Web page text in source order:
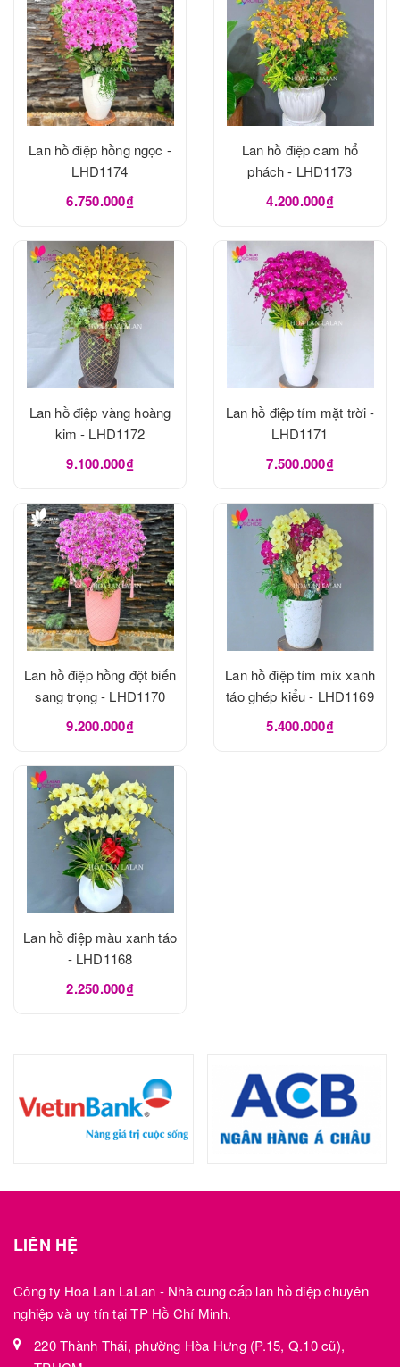
Lan hồ điệp hồng ngọc -
LHD1174
6.750.000₫
Lan hồ điệp cam hổ
phách - LHD1173
4.200.000₫
Lan hồ điệp vàng hoàng
kim - LHD1172
9.100.000₫
Lan hồ điệp tím mặt trời -
LHD1171
7.500.000₫
Lan hồ điệp hồng đột biến
sang trọng - LHD1170
9.200.000₫
Lan hồ điệp tím mix xanh
táo ghép kiểu - LHD1169
5.400.000₫
Lan hồ điệp màu xanh táo
- LHD1168
2.250.000₫
LIÊN HỆ
Công ty Hoa Lan LaLan - Nhà cung cấp lan hồ điệp chuyên
nghiệp và uy tín tại TP Hồ Chí Minh.
220 Thành Thái, phường Hòa Hưng (P.15, Q.10 cũ),